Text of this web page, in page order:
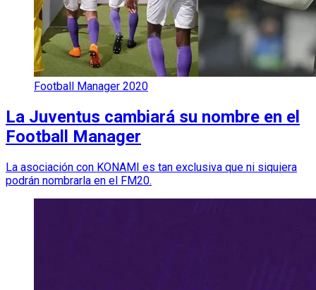
Football Manager 2020
La Juventus cambiará su nombre en el
Football Manager
La asociación con KONAMI es tan exclusiva que ni siquiera
podrán nombrarla en el FM20.